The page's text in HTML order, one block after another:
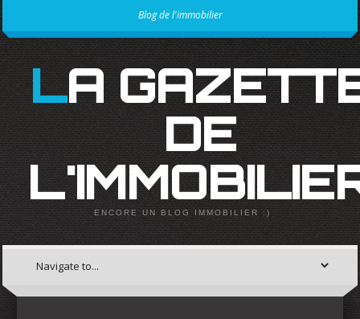
Blog de l'immobilier
LA GAZETTE
DE
ENCORE UN BLOG IMMOBILIER :)